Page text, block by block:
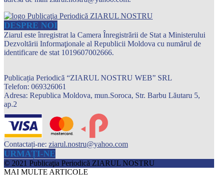
DESPRE NOI
Ziarul este înregistrat la Camera Înregistrării de Stat a Ministerului
Dezvoltării Informaţionale al Republicii Moldova cu numărul de
identificare de stat 1019607002666.
Publicația Periodică “ZIARUL NOSTRU WEB” SRL
Telefon: 069326061
Adresa: Republica Moldova, mun.Soroca, Str. Barbu Lăutaru 5,
ap.2
Contactați-ne: ziarul.nostru@yahoo.com
URMAȚI-NE
© 2021 Publicaţia Periodică ZIARUL NOSTRU
MAI MULTE ARTICOLE